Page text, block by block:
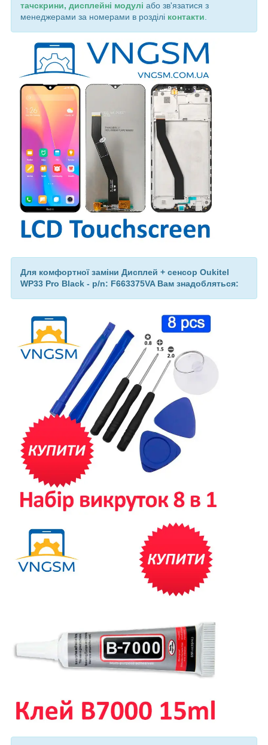
тачскрини, дисплейні модулі або зв'язатися з
менеджерами за номерами в розділі контакти
Для комфортної заміни Дисплей + сенсор Oukitel
WP33 Pro Black - p/n: F663375VA Вам знадобляться: